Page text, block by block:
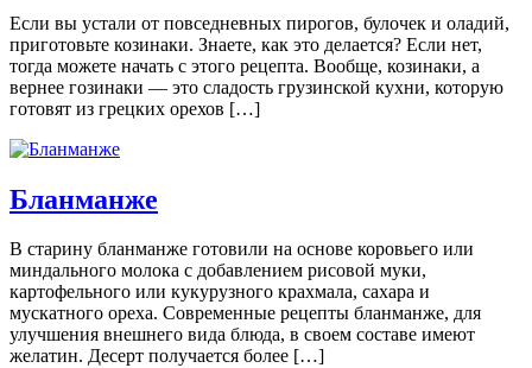
Если вы устали от повседневных пирогов, булочек и оладий,
приготовьте козинаки. Знаете, как это делается? Если нет,
тогда можете начать с этого рецепта. Вообще, козинаки, а
вернее гозинаки — это сладость грузинской кухни, которую
готовят из грецких орехов […]
Бланманже
В старину бланманже готовили на основе коровьего или
миндального молока с добавлением рисовой муки,
картофельного или кукурузного крахмала, сахара и
мускатного ореха. Современные рецепты бланманже, для
улучшения внешнего вида блюда, в своем составе имеют
желатин. Десерт получается более […]